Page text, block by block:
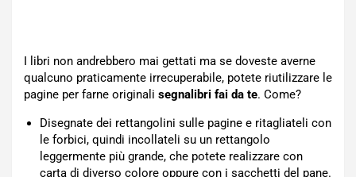
I libri non andrebbero mai gettati ma se doveste averne
qualcuno praticamente irrecuperabile, potete riutilizzare le
pagine per farne originali segnalibri fai da te. Come?
Disegnate dei rettangolini sulle pagine e ritagliateli con
le forbici, quindi incollateli su un rettangolo
leggermente più grande, che potete realizzare con
carta di diverso colore oppure con i sacchetti del pane.